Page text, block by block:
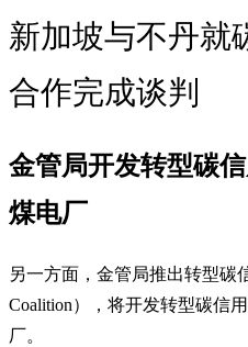
新加坡与不丹就
合作完成谈判
金管局开发转型碳
煤电厂
另一方面，金管局推出转型碳
Coalition），将开发转型碳信
厂。